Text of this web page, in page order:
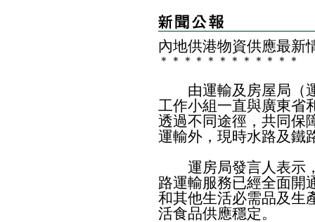
內地供港物資供應最新
＊ ＊ ＊ ＊ ＊ ＊ ＊ ＊ ＊ ＊ ＊ ＊
由運輸及房屋局（運
工作小組一直與廣東省
透過不同途徑，共同保
運輸外，現時水路及鐵
運房局發言人表示，
路運輸服務已經全面開
和其他生活必需品及生
活食品供應穩定。